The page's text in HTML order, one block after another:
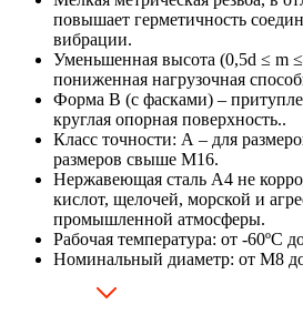
повышает герметичность
вибрации.
Уменьшенная высота (0,5d ≤ m
пониженная нагрузочная
Форма В (с фасками) –
круглая опорная поверхность..
Класс точности: А – для
размеров свыше М16.
Нержавеющая сталь А4 не
кислот, щелочей, морской и
промышленной атмосферы.
Рабочая температура: от -60ºС
Номинальный диаметр: от М8